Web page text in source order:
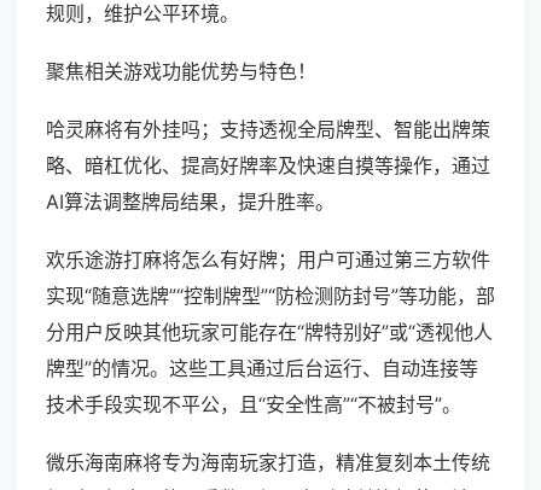
规则，维护公平环境。
聚焦相关游戏功能优势与特色！
哈灵麻将有外挂吗；支持透视全局牌型、智能出牌策
略、暗杠优化、提高好牌率及快速自摸等操作，通过
AI算法调整牌局结果，提升胜率。
欢乐途游打麻将怎么有好牌；用户可通过第三方软件
实现“随意选牌”“控制牌型”“防检测防封号”等功能，部
分用户反映其他玩家可能存在“牌特别好”或“透视他人
牌型”的情况。这些工具通过后台运行、自动连接等
技术手段实现不平公，且“安全性高”“不被封号”。
微乐海南麻将专为海南玩家打造，精准复刻本土传统